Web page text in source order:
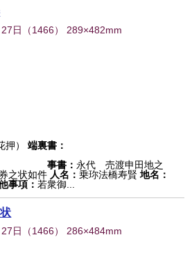
日 （1466） 289×482mm
）
端裏書：
）事書： 永代 売渡申田地之
之状如件 人名：乗珎法橋寿賢 地名：
事項：若衆御...
日 （1466） 286×484mm